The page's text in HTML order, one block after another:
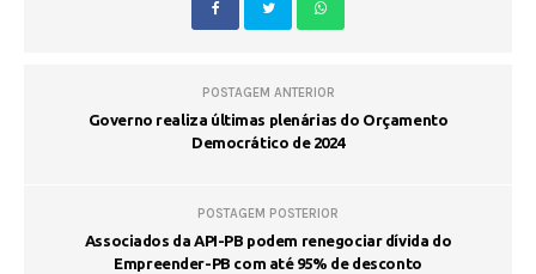
POSTAGEM ANTERIOR
Governo realiza últimas plenárias do Orçamento
Democrático de 2024
POSTAGEM POSTERIOR
Associados da API-PB podem renegociar dívida do
Empreender-PB com até 95% de desconto